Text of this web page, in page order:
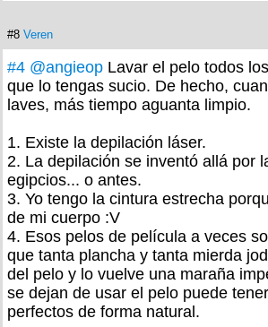
#8 Veren
#4 @angieop Lavar el pelo todos
que lo tengas sucio. De hecho,
laves, más tiempo aguanta limpio.
1. Existe la depilación láser.
2. La depilación se inventó allá por
egipcios... o antes.
3. Yo tengo la cintura estrecha
de mi cuerpo :V
4. Esos pelos de película a veces
que tanta plancha y tanta mierda
del pelo y lo vuelve una maraña
se dejan de usar el pelo puede
perfectos de forma natural.